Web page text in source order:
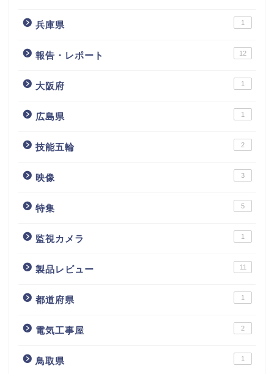
兵庫県 1
報告・レポート 12
大阪府 1
広島県 1
技能五輪 2
映像 3
特集 5
監視カメラ 1
製品レビュー 11
都道府県 1
電気工事屋 2
鳥取県 1